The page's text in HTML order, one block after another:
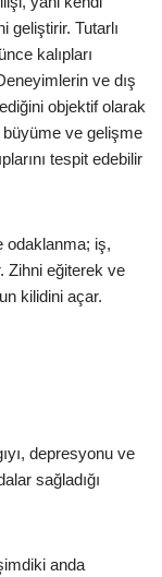
geliştirir. Tutarlı
kalıpları
ve dış
objektif olarak
büyüme ve gelişme
tespit edebilir
odaklanma; iş,
Zihni eğiterek ve
kilidini açar.
depresyonu ve
sağladığı
anda